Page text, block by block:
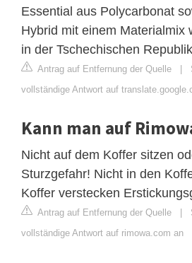
Essential aus Polycarbonat
Hybrid mit einem Materialmix
in der Tschechischen
Antrag auf Entfernung der Quelle |
vollständige Antwort auf
Kann man auf
Nicht auf dem Koffer sitzen
Sturzgefahr! Nicht in den
Koffer verstecken
Antrag auf Entfernung der Quelle |
vollständige Antwort auf rimowa.com an